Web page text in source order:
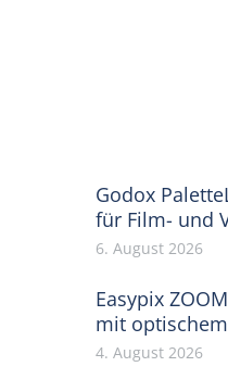
Godox
für Film- und
6. August 2026
Easypix
mit
4. August 2026